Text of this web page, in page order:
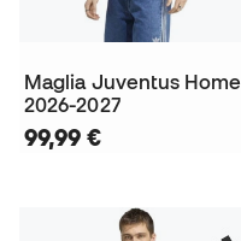
Maglia Juventus Home
2026-2027
99,99 €